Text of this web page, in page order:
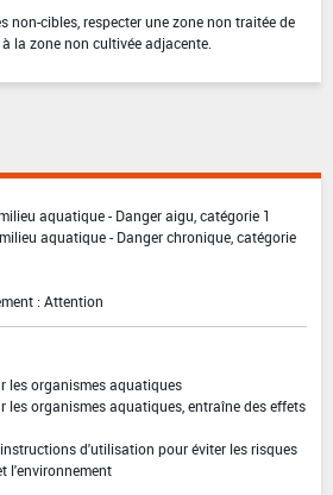
non-cibles, respecter une zone non traitée de
la zone non cultivée adjacente.
aquatique - Danger aigu, catégorie 1
aquatique - Danger chronique, catégorie
: Attention
les organismes aquatiques
les organismes aquatiques, entraîne des effets
instructions d'utilisation pour éviter les risques
l'environnement